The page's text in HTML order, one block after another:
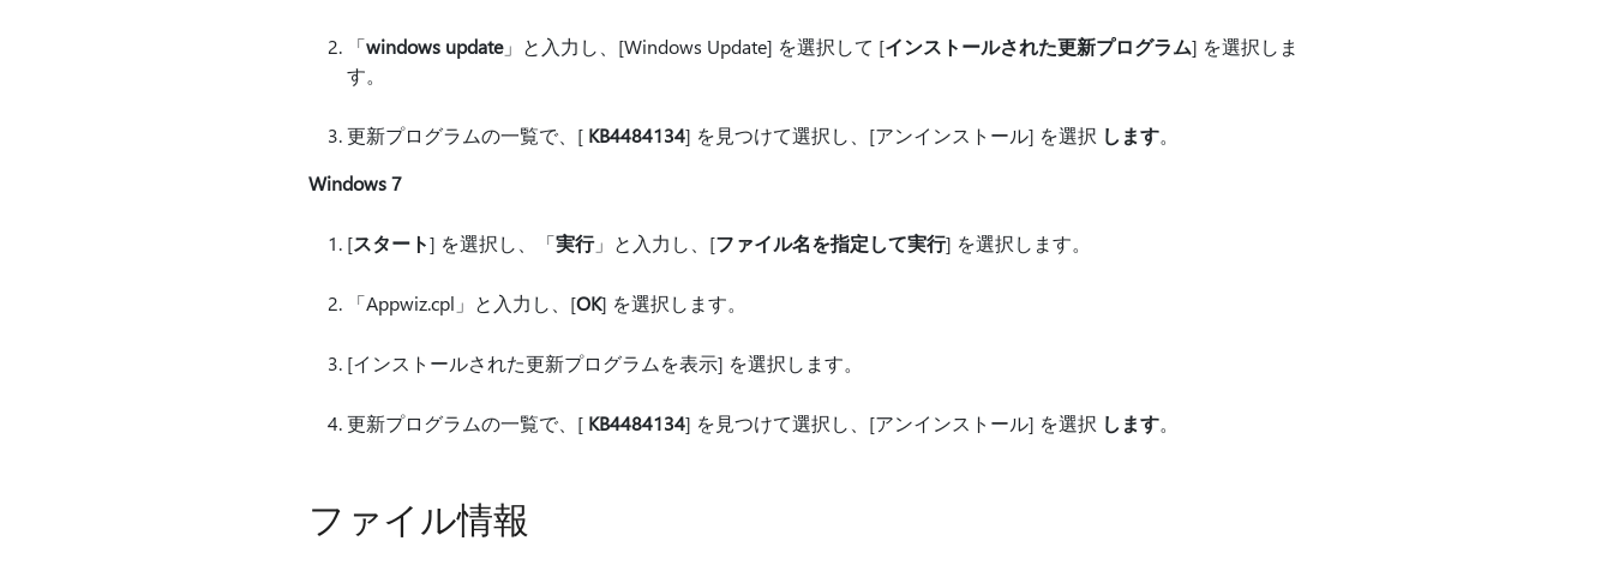
「windows update」と入力し、[Windows Update] を選択して [インストールされた更新プログラム] を選択しま
す。
更新プログラムの一覧で、[ KB4484134] を見つけて選択し、[アンインストール] を選択 します。
Windows 7
[スタート] を選択し、「実行」と入力し、[ファイル名を指定して実行] を選択します。
「Appwiz.cpl」と入力し、[OK] を選択します。
[インストールされた更新プログラムを表示] を選択します。
更新プログラムの一覧で、[ KB4484134] を見つけて選択し、[アンインストール] を選択 します。
ファイル情報